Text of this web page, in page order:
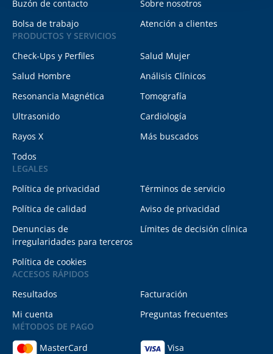
Buzón de contacto
Sobre nosotros
Bolsa de trabajo
Atención a clientes
PRODUCTOS Y SERVICIOS
Check-Ups y Perfiles
Salud Mujer
Salud Hombre
Análisis Clínicos
Resonancia Magnética
Tomografía
Ultrasonido
Cardiología
Rayos X
Más buscados
Todos
LEGALES
Política de privacidad
Términos de servicio
Política de calidad
Aviso de privacidad
Denuncias de
irregularidades para terceros
Límites de decisión clínica
Política de cookies
ACCESOS RÁPIDOS
Resultados
Facturación
Mi cuenta
Preguntas frecuentes
MÉTODOS DE PAGO
MasterCard
Visa